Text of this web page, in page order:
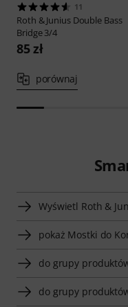
11
Roth & Junius Double Bass
Bridge 3/4
85 zł
porównaj
Wyświetl Roth &
pokaż Mostki do
do grupy
do grupy